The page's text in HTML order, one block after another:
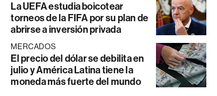
La UEFA estudia boicotear
torneos de la FIFA por su plan de
abrirse a inversión privada
MERCADOS
El precio del dólar se debilita en
julio y América Latina tiene la
moneda más fuerte del mundo